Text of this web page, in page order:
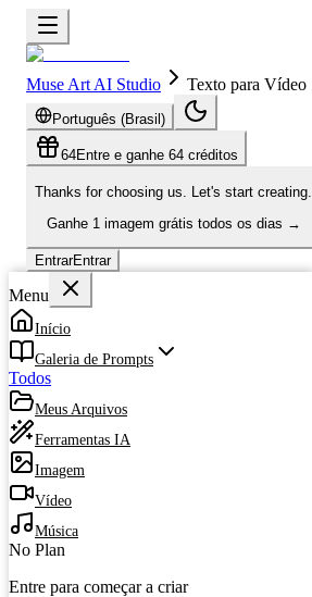
Muse Art AI Studio Texto para Vídeo
Português (Brasil)
64Entre e ganhe 64 créditos
Thanks for choosing us. Let's start creating.
Ganhe 1 imagem grátis todos os dias →
EntrarEntrar
Menu
Início
Galeria de Prompts
Todos
Meus Arquivos
Ferramentas IA
Imagem
Vídeo
Música
No Plan
Entre para começar a criar